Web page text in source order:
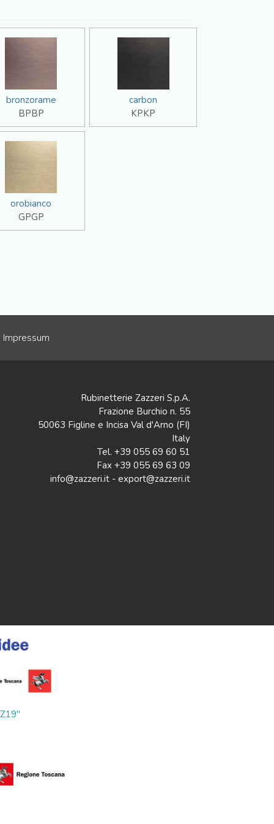
bronzorame
BPBP
carbon
KPKP
orobianco
GPGP
Impressum
Rubinetterie Zazzeri S.p.A.
Frazione Burchio n. 55
50063 Figline e Incisa Val d'Arno (FI)
Italy
Tel. +39 055 69 60 51
Fax +39 055 69 63 09
info@zazzeri.it - export@zazzeri.it